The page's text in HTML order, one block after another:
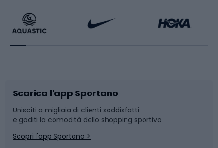
Bikepacking
Bushcraft
Corsa
Sport con le racchette
Slitte e slittini
Snowboard
Scarica l'app Sportano
Unisciti a migliaia di clienti soddisfatti
e goditi la comodità dello shopping sportivo
Scopri l'app Sportano >